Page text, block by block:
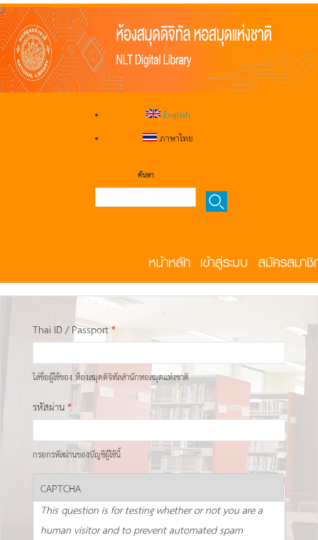
English
ภาษาไทย
ค้นหา
Thai ID / Passport*
ใส่ชื่อผู้ใช้ของ ห้องสมุดดิจิทัลสำนักหอสมุดแห่งชาติ
รหัสผ่าน*
กรอกรหัสผ่านของบัญชีผู้ใช้นี้
CAPTCHA
This question is for testing whether or not you are a
human visitor and to prevent automated spam